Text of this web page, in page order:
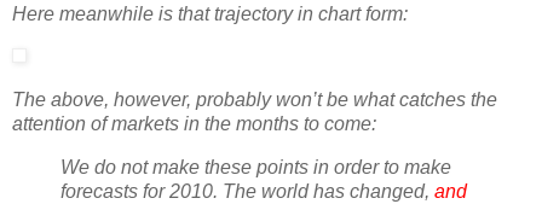
Here meanwhile is that trajectory in chart form:
The above, however, probably won’t be what catches the
attention of markets in the months to come:
We do not make these points in order to make
forecasts for 2010. The world has changed, and